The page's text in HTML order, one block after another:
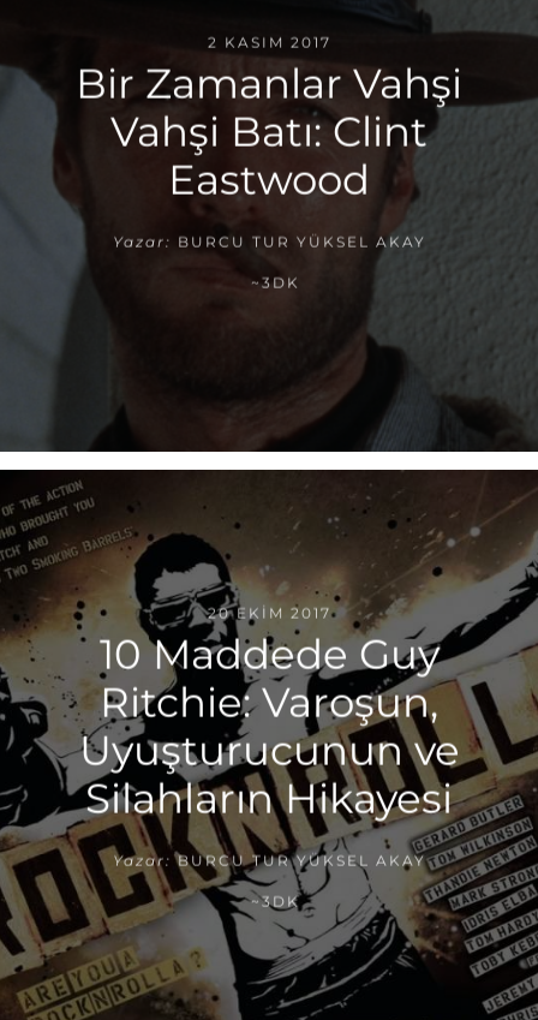
2 KASIM 2017
Bir Zamanlar Vahşi
Vahşi Batı: Clint
Eastwood
Yazar: BURCU TUR YÜKSEL AKAY
~3DK
20 EKIM 2017
10 Maddede Guy
Ritchie: Varoşun,
Uyuşturucunun ve
Silahların Hikayesi
Yazar: BURCU TUR YÜKSEL AKAY
~3DK